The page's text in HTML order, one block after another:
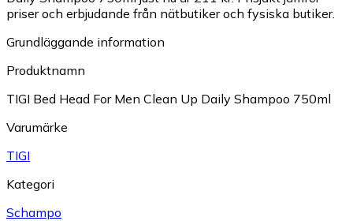
priser och erbjudande från nätbutiker och fysiska butiker.
Grundläggande information
Produktnamn
TIGI Bed Head For Men Clean Up Daily Shampoo 750ml
Varumärke
TIGI
Kategori
Schampo